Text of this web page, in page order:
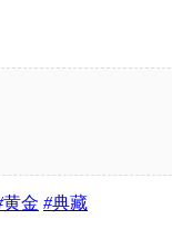
黄金 #典藏